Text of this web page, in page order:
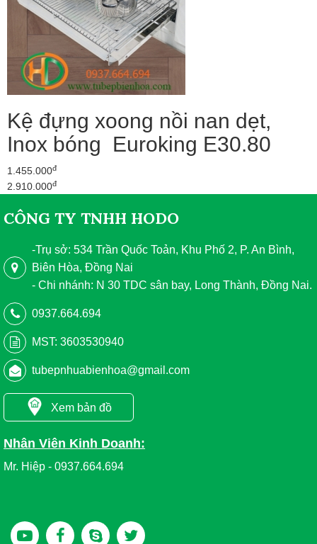
Kệ đựng xoong nồi nan dẹt,
Inox bóng Euroking E30.80
1.455.000đ
2.910.000đ
CÔNG TY TNHH HODO
-Trụ sở: 534 Trần Quốc Toản, Khu Phố 2, P. An Bình,
Biên Hòa, Đồng Nai
- Chi nhánh: N 30 TDC sân bay, Long Thành, Đồng Nai.
0937.664.694
MST: 3603530940
tubepnhuabienhoa@gmail.com
Xem bản đồ
Nhân Viên Kinh Doanh:
Mr. Hiệp - 0937.664.694